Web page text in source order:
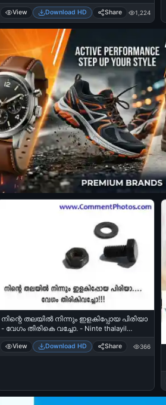
View Download HD Share 1,224
നിന്റെ തലയില്‍ നിന്നും ഇളകിപ്പോയ പിരിയാ
- വേഗം തിരികെ വച്ചോ. - Ninte thalayil
ninnum ilakippoya piriyaa - Vegam Thirike
VachoView Download HD Share 366